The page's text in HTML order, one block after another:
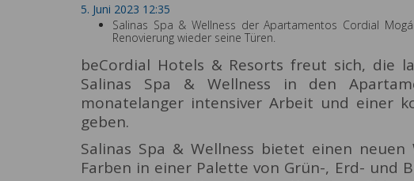
5. Juni 2023 12:35
Salinas Spa & Wellness der Apartamentos Cordial
Renovierung wieder seine Türen.
beCordial Hotels & Resorts freut sich, die
Salinas Spa & Wellness in den
monatelanger intensiver Arbeit und einer
geben.
Salinas Spa & Wellness bietet einen
Farben in einer Palette von Grün-, Erd- und